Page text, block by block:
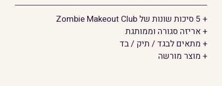
Zombie
Makeout
Club
+ 5 סיכות שונות של Zombie Makeout Club
+ אריזה סגורה וממותגת
+ מתאים לבגד / תיק / בד
+ מוצר מורשה